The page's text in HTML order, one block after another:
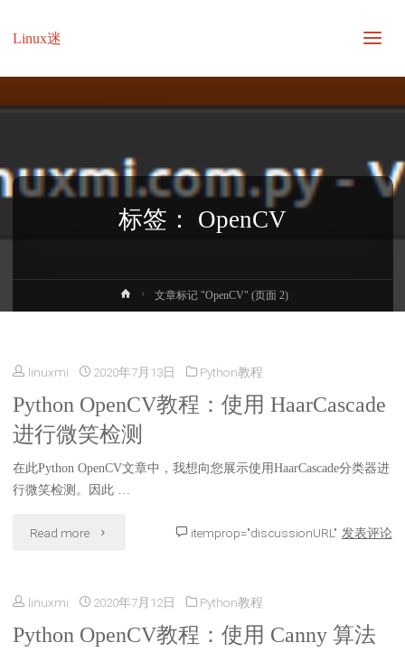
Linux迷
标签： OpenCV
首
页
文章标记 "OpenCV" (页面 2)
linuxmi 2020年7月13日 Python教程
Python OpenCV教程：使用 HaarCascade
进行微笑检测
在此Python OpenCV文章中，我想向您展示使用HaarCascade分类器进
行微笑检测。因此 …
Read more "Python
教
程：
itemprop="discussionURL" 发表评论
linuxmi 2020年7月12日 Python教程
Python OpenCV教程：使用 Canny 算法